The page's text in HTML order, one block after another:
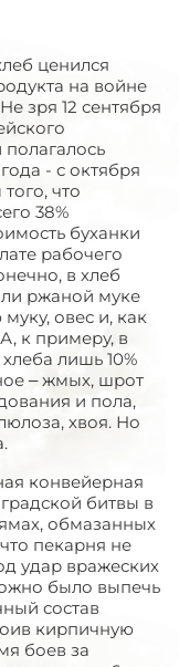
ценился
на войне
зря 12 сентября
полагалось
- с октября
что
38%
буханки
рабочего
в хлеб
ржаной муке
овес и, как
к примеру, в
лишь 10%
– жмых, шрот
и пола,
хвоя. Но
конвейерная
битвы в
обмазанных
пекарня не
удар вражеских
было выпечь
состав
кирпичную
боев за